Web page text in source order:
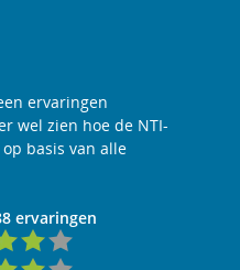
ervaringen
wel zien hoe de NTI-
basis van alle
ervaringen